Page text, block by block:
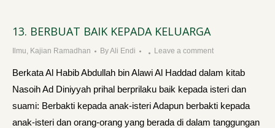
13. BERBUAT BAIK KEPADA KELUARGA
Ilmu, Kajian Ramadhan ByAli Endi Leave a comment
Berkata Al Habib Abdullah bin Alawi Al Haddad dalam kitab
Nasoih Ad Diniyyah prihal berprilaku baik kepada isteri dan
suami: Berbakti kepada anak-isteri Adapun berbakti kepada
anak-isteri dan orang-orang yang berada di dalam tanggungan